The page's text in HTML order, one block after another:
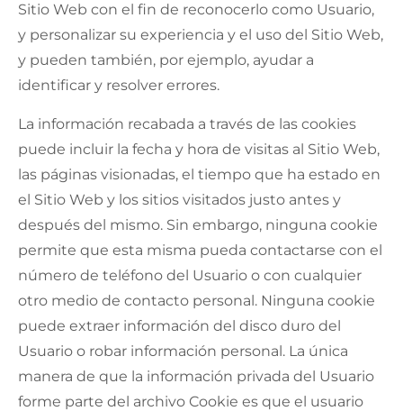
Sitio Web con el fin de reconocerlo como Usuario,
y personalizar su experiencia y el uso del Sitio Web,
y pueden también, por ejemplo, ayudar a
identificar y resolver errores.
La información recabada a través de las cookies
puede incluir la fecha y hora de visitas al Sitio Web,
las páginas visionadas, el tiempo que ha estado en
el Sitio Web y los sitios visitados justo antes y
después del mismo. Sin embargo, ninguna cookie
permite que esta misma pueda contactarse con el
número de teléfono del Usuario o con cualquier
otro medio de contacto personal. Ninguna cookie
puede extraer información del disco duro del
Usuario o robar información personal. La única
manera de que la información privada del Usuario
forme parte del archivo Cookie es que el usuario